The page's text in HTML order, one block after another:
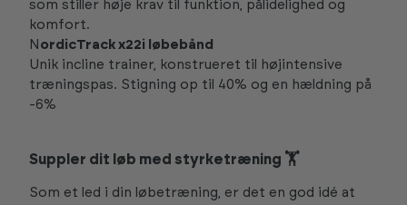
som stiller høje krav til funktion, pålidelighed og
komfort.
N ordicTrack x22i løbebånd
Unik incline trainer, konstrueret til højintensive
træningspas. Stigning op til 40% og en hældning på
-6%
Suppler dit løb med styrketræning 🏋️
Som et led i din løbetræning, er det en god idé at